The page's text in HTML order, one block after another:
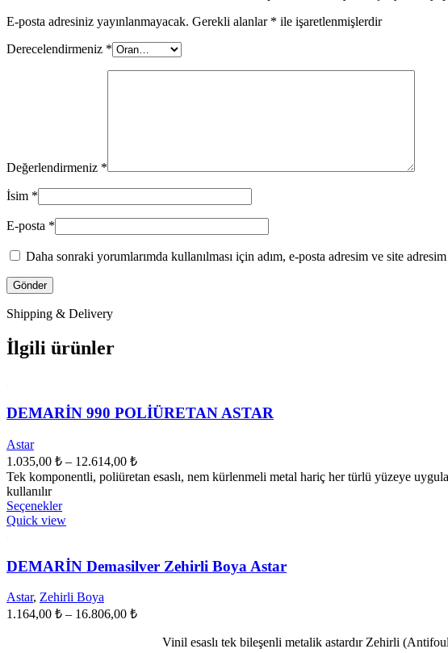
E-posta adresiniz yayınlanmayacak. Gerekli alanlar * ile işaretlenmişlerdir
Derecelendirmeniz *
Değerlendirmeniz *
İsim *
E-posta *
Daha sonraki yorumlarımda kullanılması için adım, e-posta adresim ve site
Shipping & Delivery
İlgili ürünler
DEMARİN 990 POLİÜRETAN ASTAR
Astar
1.035,00 ₺ – 12.614,00 ₺Fiyat
aralığı:
Tek komponentli, poliüretan esaslı, nem kürlenmeli metal hariç her türlü yüzeye
kullanılır
SeçeneklerBu
ürünün
varyasyonu
var.
Seçenekler
ürün
sayfasından
Quick view
DEMARİN Demasilver Zehirli Boya Astar
Astar, Zehirli Boya
1.164,00 ₺ – 16.806,00 ₺Fiyat
1.164,00 ₺
Vinil esaslı tek bileşenli metalik astardır Zehirli